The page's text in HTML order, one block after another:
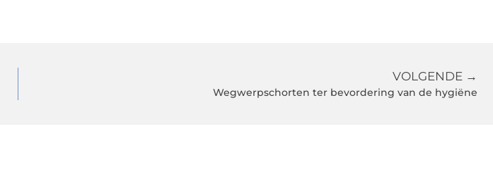
VOLGENDE →
Wegwerpschorten ter bevordering van de hygiëne